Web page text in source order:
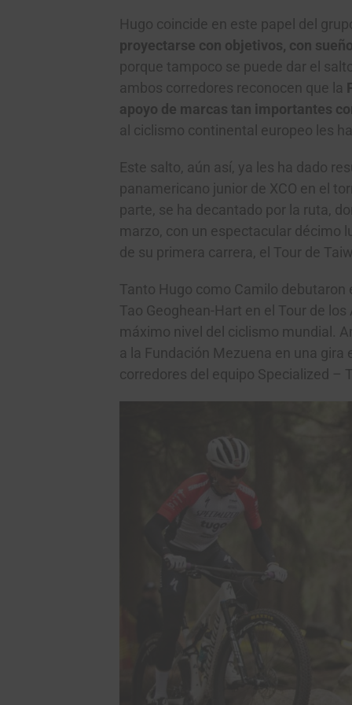
Hugo coincide en este papel del
proyectarse con objetivos, con
porque tampoco se puede dar el
ambos corredores reconocen que la
apoyo de marcas tan importantes
al ciclismo continental europeo les
Este salto, aún así, ya les ha dado
panamericano junior de XCO en el
parte, se ha decantado por la ruta,
marzo, con un espectacular décimo
de su primera carrera, el Tour de
Tanto Hugo como Camilo debutaron
Tao Geoghean-Hart en el Tour de
máximo nivel del ciclismo mundial.
a la Fundación Mezuena en una gira
corredores del equipo Specialized –